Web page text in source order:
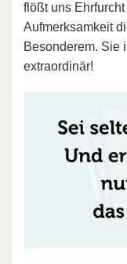
flößt uns
Aufmerksamkeit
Besonderem. Sie
extraordinär!